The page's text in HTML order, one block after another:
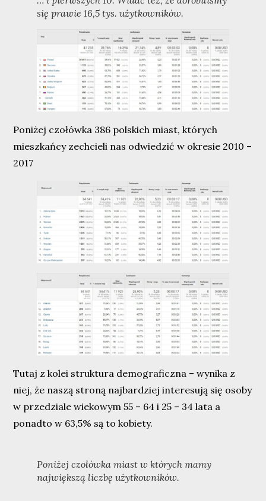
się prawie 16,5 tys. użytkowników.
Poniżej czołówka 386 polskich miast, których
mieszkańcy zechcieli nas odwiedzić w okresie 2010 –
2017
Tutaj z kolei struktura demograficzna – wynika z
niej, że naszą stroną najbardziej interesują się osoby
w przedziale wiekowym 55 – 64 i 25 – 34 lata a
ponadto w 63,5% są to kobiety.
Poniżej czołówka miast w których mamy
największą liczbę użytkowników.